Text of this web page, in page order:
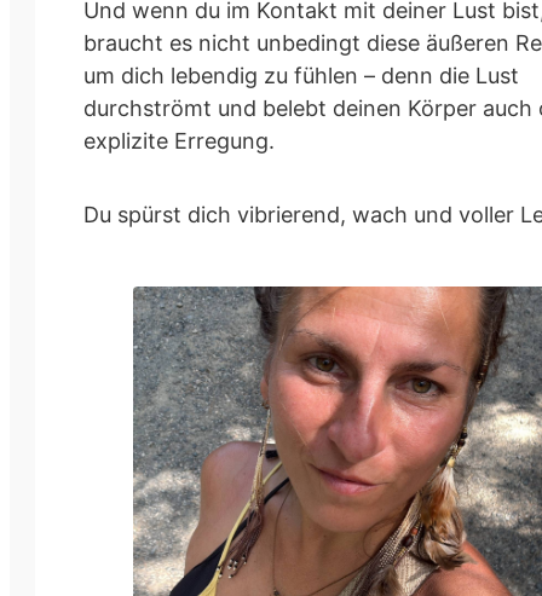
Und wenn du im Kontakt mit deiner Lust
braucht es nicht unbedingt diese äußeren
um dich lebendig zu fühlen – denn die Lust
durchströmt und belebt deinen Körper auch
explizite Erregung.
Du spürst dich vibrierend, wach und voller